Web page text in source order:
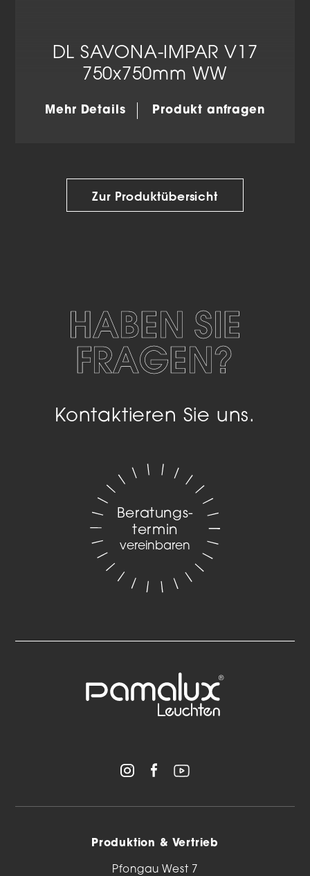
DL SAVONA-IMPAR V17
750x750mm WW
Mehr Details Produkt anfragen
Zur Produktübersicht
HABEN SIE
FRAGEN?
Kontaktieren Sie uns.
Beratungs­
termin
vereinbaren
Produktion & Vertrieb
Pfongau West 7